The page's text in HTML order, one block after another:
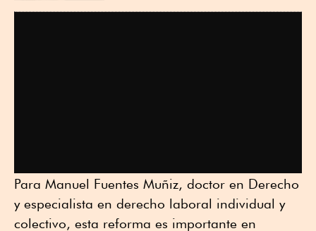
Para Manuel Fuentes Muñiz, doctor en Derecho
y especialista en derecho laboral individual y
colectivo, esta reforma es importante en